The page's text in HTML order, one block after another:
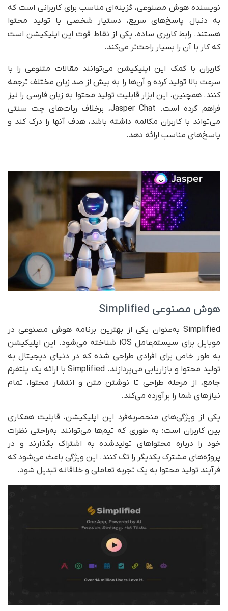
نویسنده هوش مصنوعی، گزینه‌ای مناسب برای کاربرانی است که
به دنبال پاسخ‌های سریع، دستیار شخصی یا تولید محتوا
هستند. رابط کاربری ساده، یکی از نقاط قوت این اپلیکیشن است
که کار با آن را بسیار راحت‌تر می‌کند.
کاربران با کمک این اپلیکیشن می‌توانند مقالات متنوعی را با
سرعت بالا تولید کرده و آن‌ها را به بیش از صد زبان مختلف ترجمه
کنند. همچنین، این ابزار قابلیت تولید محتوا به زبان فارسی را نیز
فراهم کرده است. Jasper Chat، برخلاف ربات‌های چت سنتی
می‌تواند با کاربران مکالمه داشته باشد، هدف آنها را درک کند و
پاسخ‌های مناسب ارائه دهد.
هوش مصنوعی Simplified
Simplified به‌عنوان یکی از بهترین برنامه هوش مصنوعی در
موبایل برای سیستم‌عامل iOS شناخته می‌شود. این اپلیکیشن
به ‌طور خاص برای افرادی طراحی شده که در دنیای دیجیتال به
تولید محتوا و بازاریابی می‌پردازند. Simplified با ارائه یک پلتفرم
جامع، از مرحله طراحی تا نوشتن متن و انتشار محتوا، تمام
نیازهای شما را برآورده می‌کند.
یکی از ویژگی‌های منحصربه‌فرد این اپلیکیشن، قابلیت همکاری
بین کاربران است؛ به طوری که تیم‌ها می‌توانند به‌راحتی نظرات
خود را درباره محتواهای تولید‌شده به اشتراک بگذارند و در
پروژه‌های مشترک یکدیگر را تگ کنند. این ویژگی باعث می‌شود که
فرآیند تولید محتوا به یک تجربه تعاملی و خلاقانه تبدیل شود.